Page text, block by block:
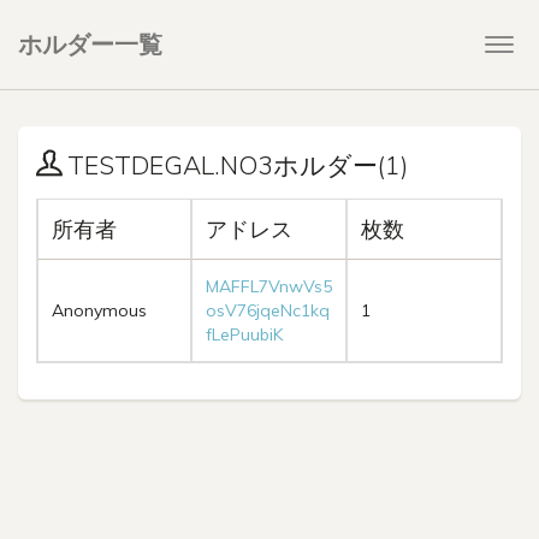
ホルダー一覧
TESTDEGAL.NO3ホルダー(1)
所有者 アドレス 枚数
Anonymous
MAFFL7VnwVs5
osV76jqeNc1kq
fLePuubiK
1